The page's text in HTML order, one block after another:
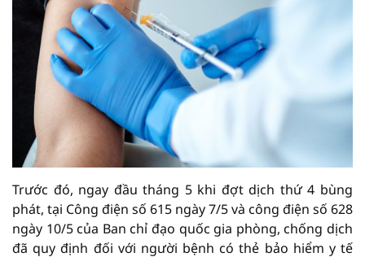
Trước đó, ngay đầu tháng 5 khi đợt dịch thứ 4 bùng
phát, tại Công điện số 615 ngày 7/5 và công điện số 628
ngày 10/5 của Ban chỉ đạo quốc gia phòng, chống dịch
đã quy định đối với người bệnh có thẻ bảo hiểm y tế